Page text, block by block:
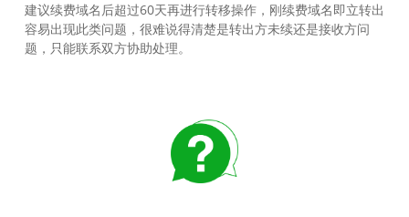
建议续费域名后超过60天再进行转移操作，刚续费域名即立转出
容易出现此类问题，很难说得清楚是转出方未续还是接收方问
题，只能联系双方协助处理。